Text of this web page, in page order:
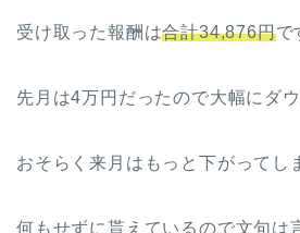
受け取った報酬は合計34,876円で
先月は4万円だったので大幅にダウ
おそらく来月はもっと下がってし
何もせずに貰えているので文句は